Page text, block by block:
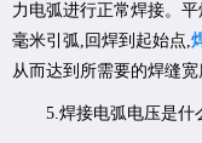
力电弧进行正常焊接。
毫米引弧,回焊到起始点,
从而达到所需要的焊缝宽
5.焊接电弧电压是什